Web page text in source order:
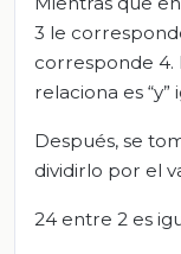
3 le
corresponde 4.
relaciona es “y”
Después, se
dividirlo por el
24 entre 2 es